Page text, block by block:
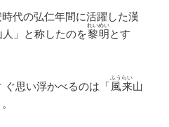
代の弘仁年間に活躍した漢
人」と称したのを黎明
れいめい
とす
思い浮かべるのは「 風来
ふうらい
山